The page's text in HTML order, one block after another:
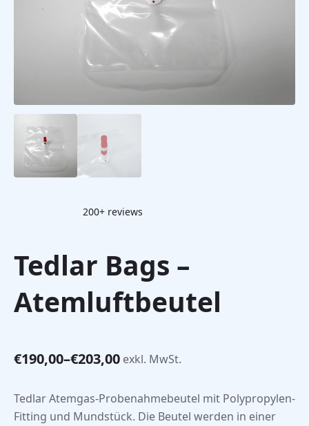
200+ reviews
Tedlar Bags –
Atemluftbeutel
€190,00–€203,00
Preisspanne:
bis
€203,00
exkl. MwSt.
Tedlar Atemgas-Probenahmebeutel mit Polypropylen-
Fitting und Mundstück. Die Beutel werden in einer